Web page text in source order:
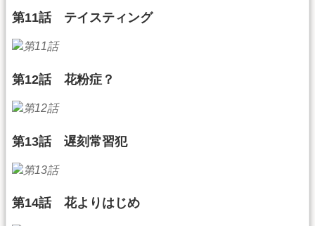
第11話 テイスティング
第12話 花粉症？
第13話 遅刻常習犯
第14話 花よりはじめ